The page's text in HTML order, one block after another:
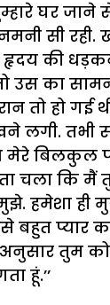
घर
सी रही.
की
उस का
तो हो गई
लगी.
बिलकुल
कि मैं
हमेशा
बहुत प्यार
तुम
हूं.’’